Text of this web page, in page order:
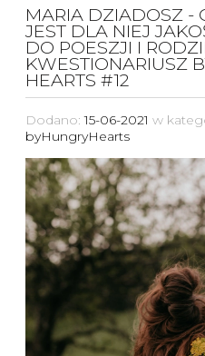
MARIA DZIADOSZ -
JEST DLA NIEJ
DO POESZJI I
KWESTIONARIUSZ
HEARTS #12
Dodano:15-06-2021 w
byHungryHearts